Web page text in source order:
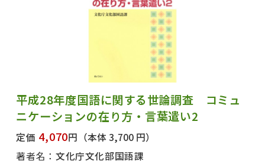
平成28年度国語に関する世論調査 コミュ
ニケーションの在り方・言葉遣い2
定価 4,070円 （本体 3,700 円）
著者名： 文化庁文化部国語課